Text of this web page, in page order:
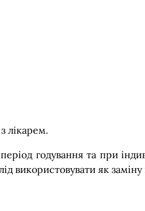
лікарем.
годування та при
використовувати як